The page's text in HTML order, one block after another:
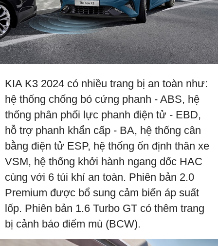
KIA K3 2024 có nhiều trang bị an toàn như:
hệ thống chống bó cứng phanh - ABS, hệ
thống phân phối lực phanh điện tử - EBD,
hỗ trợ phanh khẩn cấp - BA, hệ thống cân
bằng điện tử ESP, hệ thống ổn định thân xe
VSM, hệ thống khởi hành ngang dốc HAC
cùng với 6 túi khí an toàn. Phiên bản 2.0
Premium được bổ sung cảm biến áp suất
lốp. Phiên bản 1.6 Turbo GT có thêm trang
bị cảnh báo điểm mù (BCW).